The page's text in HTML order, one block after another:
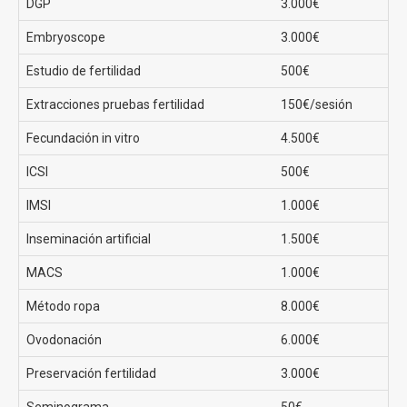
Elprecio de una FIV convencional en Clínicas EVA
comienza en los 2690€
sin duda un precio sin
competencia en toda España. Además ofrecen
Ovodonación
El tratamiento de fertilidad con mayor tasa de éxito
puesto que se realiza una fecundación in vitro recibiendo
óvulos de donante.
Tasas de éxito en la ovodonación en Clínicas EVA
La FIV con ovodonación en Clínicas Eva tiene una tasa
de éxito del 80%
Precio FIV con ovodonación
DGP 3.000€
Embryoscope 3.000€
Estudio de fertilidad 500€
Extracciones pruebas fertilidad 150€/sesión
Fecundación in vitro 4.500€
ICSI 500€
IMSI 1.000€
Inseminación artificial 1.500€
MACS 1.000€
Método ropa 8.000€
Ovodonación 6.000€
Preservación fertilidad 3.000€